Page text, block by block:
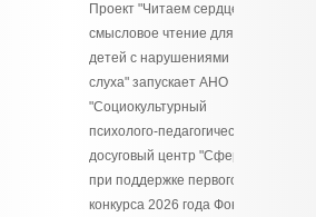
Проект "Читаем сердцем:
смысловое чтение для
детей с нарушениями
слуха" запускает АНО
"Социокультурный
психолого‑педагогический
досуговый центр "Сфера"
при поддержке первого
конкурса 2026 года Фонда